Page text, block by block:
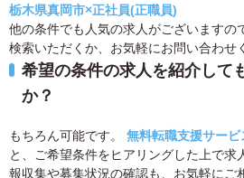
栃木県真岡市×正社員(正職員)
他の条件でも人気の求人がございますの
検索いただくか、お気軽にお問い合わせ
希望の条件の求人を紹介して
か？
もちろん可能です。 無料転職支援サービ
と、ご希望条件をヒアリングした上で求
報収集や募集状況の確認も、お気軽にご